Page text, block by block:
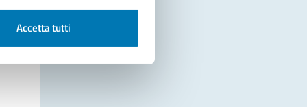
Accetta tutti